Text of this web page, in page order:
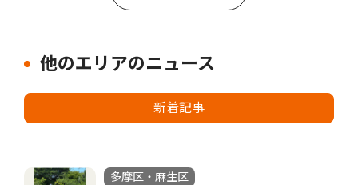
他のエリアのニュース
新着記事
多摩区・麻生区